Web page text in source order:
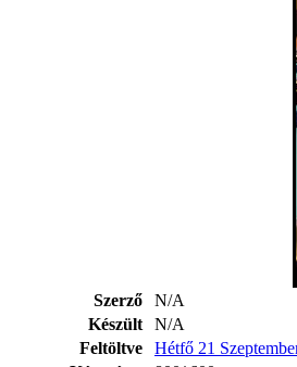
Szerző
N/A
Készült
N/A
Feltöltve
Hétfő 21